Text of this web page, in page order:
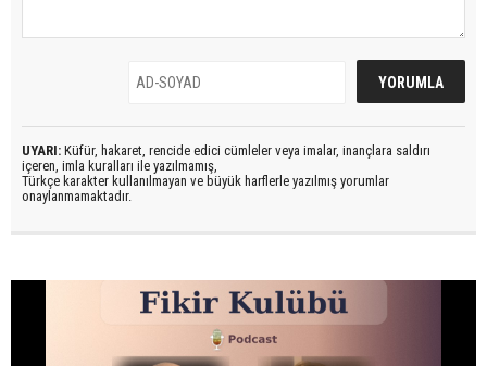
UYARI: Küfür, hakaret, rencide edici cümleler veya imalar, inançlara saldırı
içeren, imla kuralları ile yazılmamış,
Türkçe karakter kullanılmayan ve büyük harflerle yazılmış yorumlar
onaylanmamaktadır.